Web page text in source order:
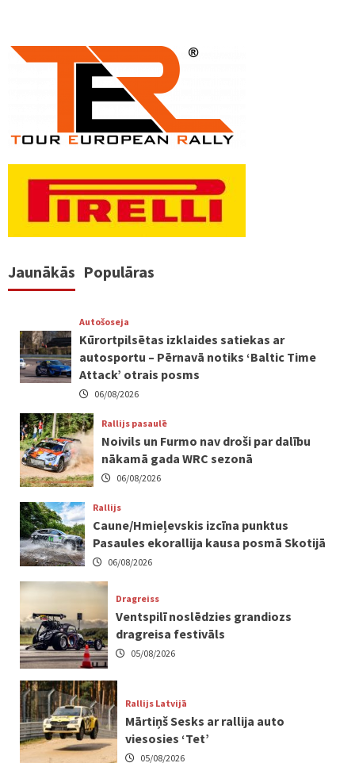
Jaunākās Populāras
Autošoseja
Kūrortpilsētas izklaides satiekas ar
autosportu – Pērnavā notiks ‘Baltic Time
Attack’ otrais posms
06/08/2026
Rallijs pasaulē
Noivils un Furmo nav droši par dalību
nākamā gada WRC sezonā
06/08/2026
Rallijs
Caune/Hmieļevskis izcīna punktus
Pasaules ekorallija kausa posmā Skotijā
06/08/2026
Dragreiss
Ventspilī noslēdzies grandiozs
dragreisa festivāls
05/08/2026
Rallijs Latvijā
Mārtiņš Sesks ar rallija auto
viesosies ‘Tet’
05/08/2026